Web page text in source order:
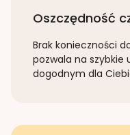
Oszczędność
Brak konieczności
pozwala na szybkie
dogodnym dla